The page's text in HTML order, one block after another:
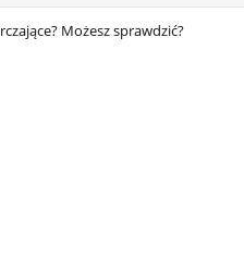
Możesz sprawdzić?